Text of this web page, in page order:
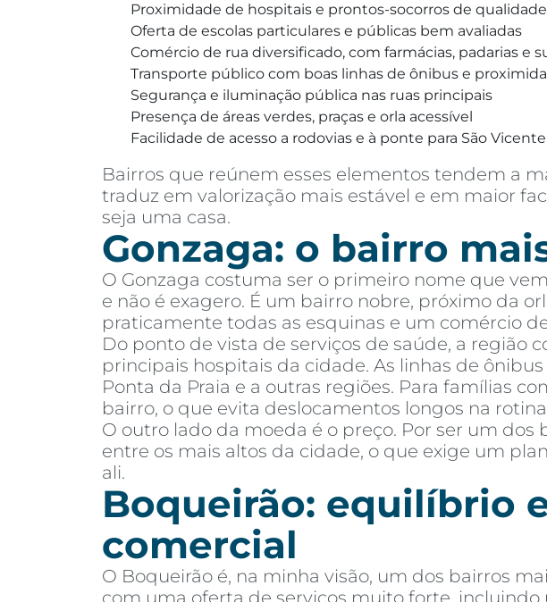
Proximidade de hospitais e prontos-socorros de qualidade
Oferta de escolas particulares e públicas bem avaliadas
Comércio de rua diversificado, com farmácias, padarias e
Transporte público com boas linhas de ônibus e
Segurança e iluminação pública nas ruas principais
Presença de áreas verdes, praças e orla acessível
Facilidade de acesso a rodovias e à ponte para São
Bairros que reúnem esses elementos tendem a
traduz em valorização mais estável e em maior
seja uma casa.
Gonzaga: o bairro
O Gonzaga costuma ser o primeiro nome que
e não é exagero. É um bairro nobre, próximo da
praticamente todas as esquinas e um comércio
Do ponto de vista de serviços de saúde, a região
principais hospitais da cidade. As linhas de
Ponta da Praia e a outras regiões. Para famílias
bairro, o que evita deslocamentos longos na
O outro lado da moeda é o preço. Por ser um
entre os mais altos da cidade, o que exige um
ali.
Boqueirão: equilíbrio
comercial
O Boqueirão é, na minha visão, um dos bairros
com uma oferta de serviços muito forte,